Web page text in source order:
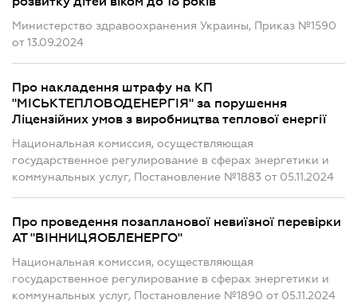
Министерство здравоохранения Украины, Приказ №1590
от 13.09.2024
Про накладення штрафу на КП
"МІСЬКТЕПЛОВОДЕНЕРГІЯ" за порушення
Ліцензійних умов з виробництва теплової енергії
Национальная комиссия, осуществляющая
государственное регулирование в сферах энергетики и
коммунальных услуг, Постановление №1883 от 05.11.2024
Про проведення позапланової невиїзної перевірки
АТ "ВІННИЦЯОБЛЕНЕРГО"
Национальная комиссия, осуществляющая
государственное регулирование в сферах энергетики и
коммунальных услуг, Постановление №1890 от 05.11.2024